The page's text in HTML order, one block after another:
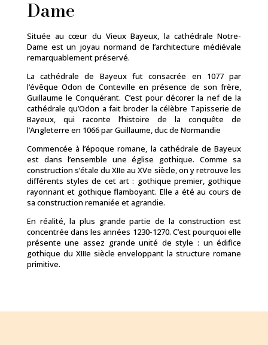
Dame
Située au cœur du Vieux Bayeux, la cathédrale Notre-
Dame est un joyau normand de l’architecture médiévale
remarquablement préservé.
La cathédrale de Bayeux fut consacrée en 1077 par
l’évêque Odon de Conteville en présence de son frère,
Guillaume le Conquérant. C’est pour décorer la nef de la
cathédrale qu’Odon a fait broder la célèbre Tapisserie de
Bayeux, qui raconte l’histoire de la conquête de
l’Angleterre en 1066 par Guillaume, duc de Normandie
Commencée à l’époque romane, la cathédrale de Bayeux
est dans l’ensemble une église gothique. Comme sa
construction s’étale du XIIe au XVe siècle, on y retrouve les
différents styles de cet art : gothique premier, gothique
rayonnant et gothique flamboyant. Elle a été au cours de
sa construction remaniée et agrandie.
En réalité, la plus grande partie de la construction est
concentrée dans les années 1230-1270. C’est pourquoi elle
présente une assez grande unité de style : un édifice
gothique du XIIIe siècle enveloppant la structure romane
primitive.